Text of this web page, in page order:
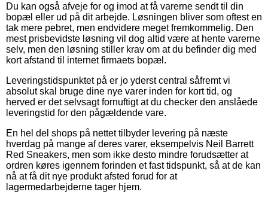
Du kan også afveje for og imod at få varerne sendt til din
bopæl eller ud på dit arbejde. Løsningen bliver som oftest en
tak mere pebret, men endvidere meget fremkommelig. Den
mest prisbevidste løsning vil dog altid være at hente varerne
selv, men den løsning stiller krav om at du befinder dig med
kort afstand til internet firmaets bopæl.
Leveringstidspunktet på er jo yderst central såfremt vi
absolut skal bruge dine nye varer inden for kort tid, og
herved er det selvsagt fornuftigt at du checker den anslåede
leveringstid for den pågældende vare.
En hel del shops på nettet tilbyder levering på næste
hverdag på mange af deres varer, eksempelvis Neil Barrett
Red Sneakers, men som ikke desto mindre forudsætter at
ordren køres igennem forinden et fast tidspunkt, så at de kan
nå at få dit nye produkt afsted forud for at
lagermedarbejderne tager hjem.